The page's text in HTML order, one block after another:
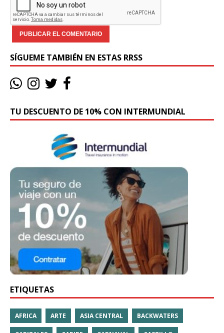
SÍGUEME TAMBIÉN EN ESTAS RRSS
TU DESCUENTO DE 10% CON INTERMUNDIAL
ETIQUETAS
AFRICA ARTE ASIA CENTRAL BACKWATERS